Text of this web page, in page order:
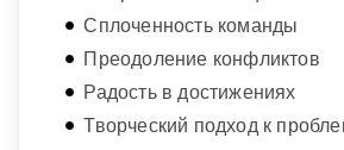
Сплоченность команды
Преодоление конфликтов
Радость в достижениях
Творческий подход к